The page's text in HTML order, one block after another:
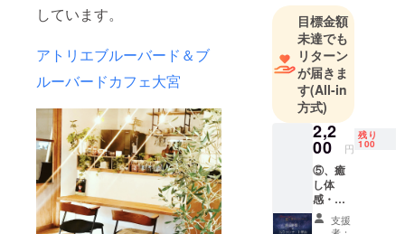
しています。
アトリエブルーバード＆ブ
ルーバードカフェ大宮
お野菜と使
用し、安心
安全な食事
のご提供
と、癒しを
心掛けた芸
術やコン
サートなど
をお届けす
ることを
モットーに
したカフェ
目標金額
未達でも
リターン
が届きま
す(All-in
方式)
2,2
00 円
残り
100
⑤、癒
し体
感・当
日観覧
チケッ
支援